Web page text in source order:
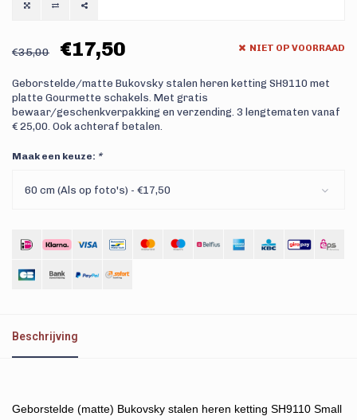
€35,00 €17,50 NIET OP VOORRAAD
Geborstelde/matte Bukovsky stalen heren ketting SH9110 met
platte Gourmette schakels. Met gratis
bewaar/geschenkverpakking en verzending. 3 lengtematen vanaf
€ 25,00. Ook achteraf betalen.
Maak een keuze: *
60 cm (Als op foto's) - €17,50
Beschrijving
Geborstelde (matte) Bukovsky stalen heren ketting SH9110 Small